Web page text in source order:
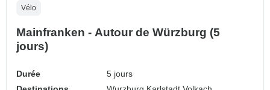
Vélo
Mainfranken - Autour de Würzburg (5
jours)
Durée
5 jours